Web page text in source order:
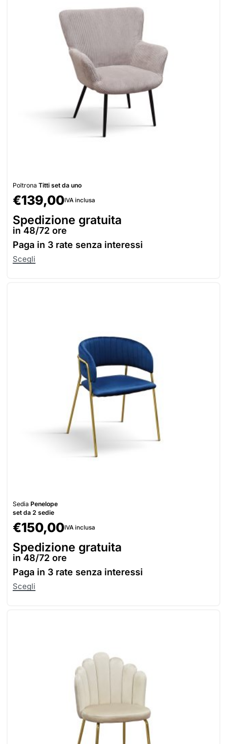
Poltrona Titti set da uno
€139,00IVA inclusa
Spedizione gratuita
in 48/72 ore
Paga in 3 rate senza interessi
Scegli
Sedia Penelope
set da 2 sedie
€150,00IVA inclusa
Spedizione gratuita
in 48/72 ore
Paga in 3 rate senza interessi
Scegli